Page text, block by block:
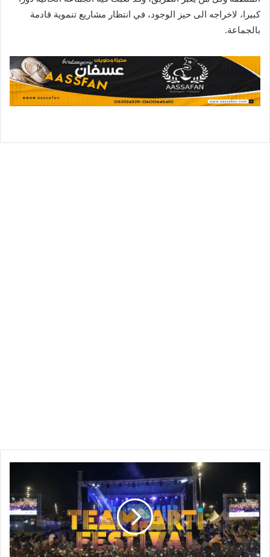
كبيرا، لاخراجه الى حيز الوجود، في انتظار مشاريع تنموية قادمة
بالجماعة.